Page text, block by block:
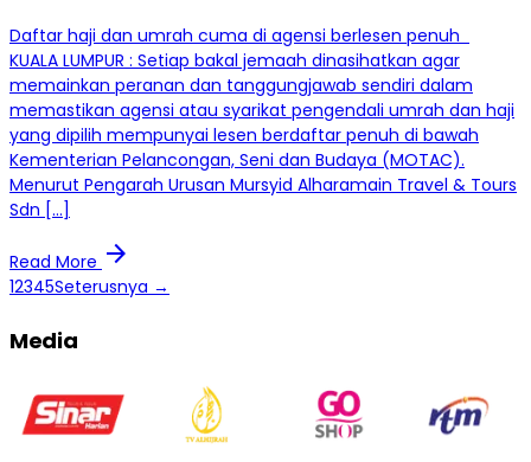
Daftar haji dan umrah cuma di agensi berlesen penuh
KUALA LUMPUR : Setiap bakal jemaah dinasihatkan agar
memainkan peranan dan tanggungjawab sendiri dalam
memastikan agensi atau syarikat pengendali umrah dan haji
yang dipilih mempunyai lesen berdaftar penuh di bawah
Kementerian Pelancongan, Seni dan Budaya (MOTAC).
Menurut Pengarah Urusan Mursyid Alharamain Travel & Tours
Sdn […]
Read More arrow_forward
12345Seterusnya →
Media